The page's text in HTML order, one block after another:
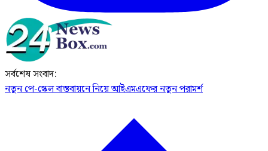
সর্বশেষ সংবাদ:
নতুন পে-স্কেল বাস্তবায়নে নিয়ে আইএমএফের নতুন পরামর্শ